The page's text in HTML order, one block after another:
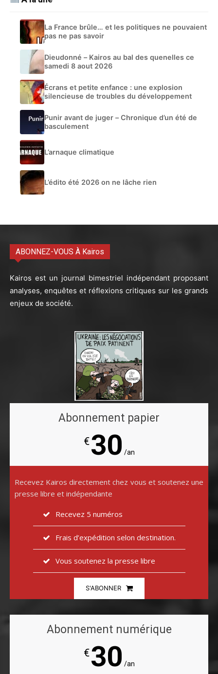
La France brûle… et les politiques ne pouvaient
pas ne pas savoir
Dieudonné – Kairos au bal des quenelles ce
samedi 8 aout 2026
Écrans et petite enfance : une explosion
silencieuse de troubles du développement
Punir avant de juger – Chronique d’un été de
basculement
L’arnaque climatique
L’édito été 2026 on ne lâche rien
ABONNEZ-VOUS À Kairos
Kairos est un journal bimestriel indépendant proposant
analyses, enquêtes et réflexions critiques sur les grands
enjeux de société.
Abonnement papier
€30 /an
Recevez Kairos directement chez vous et soutenez une
presse libre et indépendante
Recevez 5 numéros
Frais d’expédition selon destination.
Vous soutenez la presse libre
S'ABONNER
Abonnement numérique
€30 /an